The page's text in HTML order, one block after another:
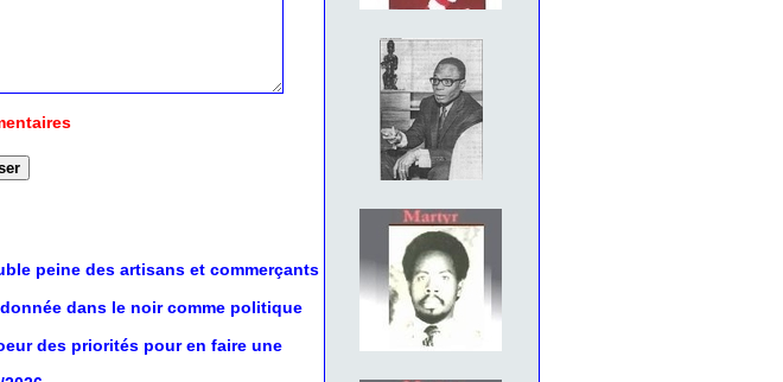
peine des artisans et commerçants
dans le noir comme politique
des priorités pour en faire une